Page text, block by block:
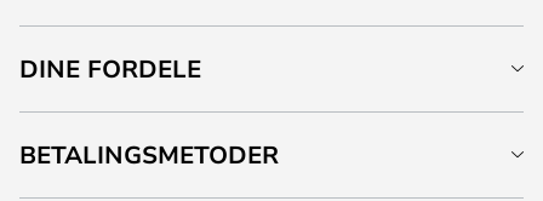
DINE FORDELE
BETALINGSMETODER